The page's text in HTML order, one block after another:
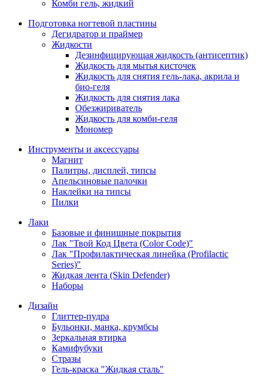
Комби гель, жидкий
Подготовка ногтевой пластины
Дегидратор и праймер
Жидкости
Дезинфицирующая жидкость (антисептик)
Жидкость для мытья кисточек
Жидкость для снятия гель-лака, акрила и
био-геля
Жидкость для снятия лака
Обезжириватель
Жидкость для комби-геля
Мономер
Инструменты и аксессуары
Магнит
Палитры, дисплей, типсы
Апельсиновые палочки
Наклейки на типсы
Пилки
Лаки
Базовые и финишные покрытия
Лак "Твой Код Цвета (Color Code)"
Лак "Профилактическая линейка (Profilactic
Series)"
Жидкая лента (Skin Defender)
Наборы
Дизайн
Глиттер-пудра
Бульонки, манка, крумбсы
Зеркальная втирка
Камифубуки
Стразы
Гель-краска "Жидкая сталь"